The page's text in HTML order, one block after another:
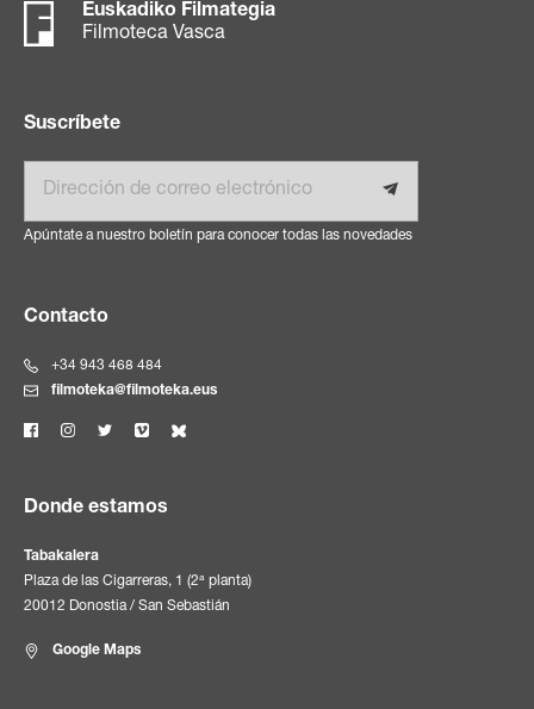
Euskadiko Filmategia
Filmoteca Vasca
Suscríbete
Apúntate a nuestro boletín para conocer todas las novedades
Contacto
+34 943 468 484
filmoteka@filmoteka.eus
Donde estamos
Tabakalera
Plaza de las Cigarreras, 1 (2ª planta)
20012 Donostia / San Sebastián
Google Maps